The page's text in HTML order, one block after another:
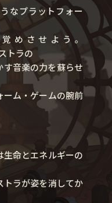
なプラットフォー
めさせよう。
トラの
音楽の力を蘇らせ
ーム・ゲームの腕前
命とエネルギーの
トラが姿を消してか